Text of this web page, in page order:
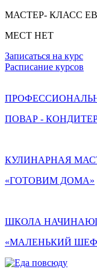
МАСТЕР- КЛАСС
МЕСТ НЕТ
Записаться на курс
Расписание курсов
ПОВАР -
КУЛИНАРНАЯ
«ГОТОВИМ ДОМА»
ШКОЛА
«МАЛЕНЬКИЙ